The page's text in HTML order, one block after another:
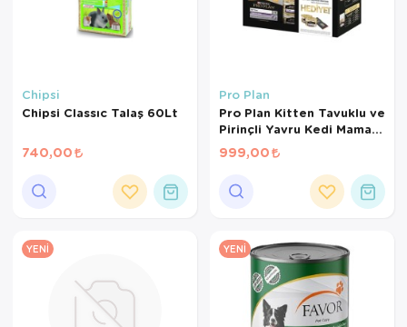
Chipsi
Chipsi Classıc Talaş 60Lt
740,00
Pro Plan
Pro Plan Kitten Tavuklu ve
Pirinçli Yavru Kedi Maması
1,5 Kg+2*85Gr
999,00
YENI YENI